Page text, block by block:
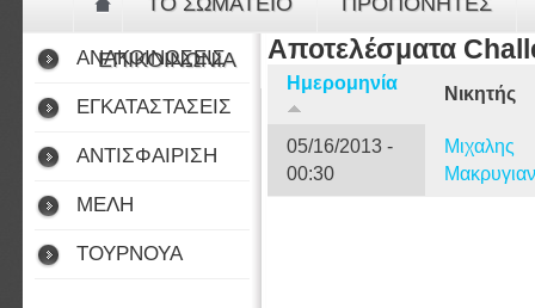
Αποτελέσματα
Ημερομηνία
Νικητής
05/16/2013 -
00:30
Μιχαλης
ΕΠΙΚΟΙΝΩΝΙΑ
ΑΝΑΚΟΙΝΩΣΕΙΣ
ΕΓΚΑΤΑΣΤΑΣΕΙΣ
ΑΝΤΙΣΦΑΙΡΙΣΗ
ΜΕΛΗ
ΤΟΥΡΝΟΥΑ